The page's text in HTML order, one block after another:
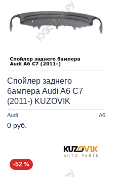
Audi A6
Спойлер заднего
бампера Audi A6 C7
(2011-) KUZOVIK
0 руб.
-52 %